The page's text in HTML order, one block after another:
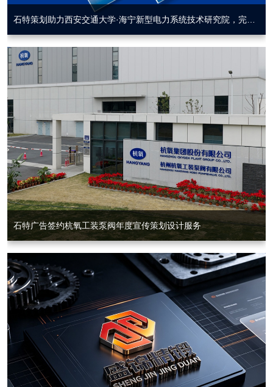
石特策划助力西安交通大学·海宁新型电力系统技术研究院，完成品牌画册设计项目交付
石特广告签约杭氧工装泵阀年度宣传策划设计服务